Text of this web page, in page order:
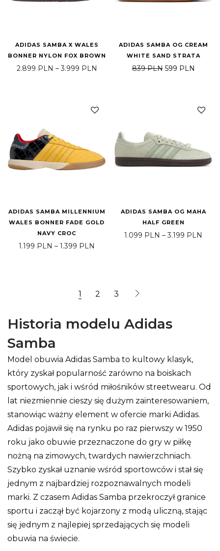
ADIDAS SAMBA X WALES
BONNER NYLON FOX BROWN
2.899 PLN – 3.999 PLN Zakres cen: od 2.899 PLN do 3.999
ADIDAS SAMBA OG CREAM
WHITE SAND STRATA
839PLN Pierwotna cena
599 PLN
ADIDAS SAMBA MILLENNIUM
WALES BONNER FADE GOLD
NAVY CROC
1.199 PLN – 1.399 PLN
ADIDAS SAMBA OG MAHA
HALF GREEN
1.099 PLN – 3.199 PLN
1 2 3
Historia modelu Adidas
Samba
Model obuwia Adidas Samba to kultowy klasyk,
który zyskał popularność zarówno na boiskach
sportowych, jak i wśród miłośników streetwearu. Od
lat niezmiennie cieszy się dużym zainteresowaniem,
stanowiąc ważny element w ofercie marki Adidas.
Adidas pojawił się na rynku po raz pierwszy w 1950
roku jako obuwie przeznaczone do gry w piłkę
nożną na zimowych, twardych nawierzchniach.
Szybko zyskał uznanie wśród sportowców i stał się
jednym z najbardziej rozpoznawalnych modeli
marki. Z czasem Adidas Samba przekroczył granice
sportu i zaczął być kojarzony z modą uliczną, stając
się jednym z najlepiej sprzedających się modeli
obuwia na świecie.